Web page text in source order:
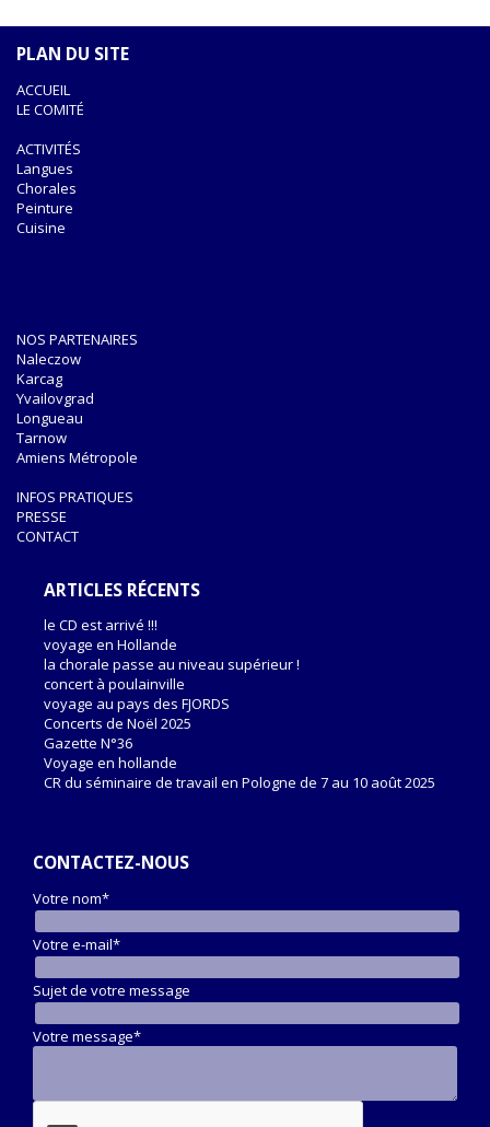
PLAN DU SITE
ACCUEIL
LE COMITÉ
ACTIVITÉS
Langues
Chorales
Peinture
Cuisine
NOS PARTENAIRES
Naleczow
Karcag
Yvailovgrad
Longueau
Tarnow
Amiens Métropole
INFOS PRATIQUES
PRESSE
CONTACT
ARTICLES RÉCENTS
le CD est arrivé !!!
voyage en Hollande
la chorale passe au niveau supérieur !
concert à poulainville
voyage au pays des FJORDS
Concerts de Noël 2025
Gazette N°36
Voyage en hollande
CR du séminaire de travail en Pologne de 7 au 10 août 2025
CONTACTEZ-NOUS
Votre nom*
Votre e-mail*
Sujet de votre message
Votre message*